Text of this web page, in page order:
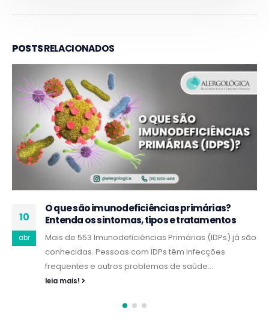
POSTSRELACIONADOS
25
nov
Tratamentos para doenças reumatológicas
graves
Conheça as doenças reumatológicas tratadas com
imunobiológicos na Alergológica, assim como os
benefícios trazidos pela infusão destes
medicamentos. (mais…)